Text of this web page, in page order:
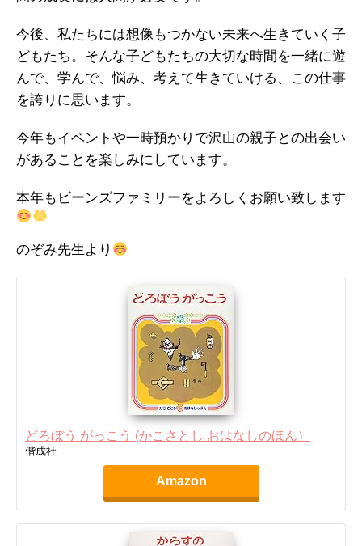
今後、私たちには想像もつかない未来へ生きていく子
どもたち。そんな子どもたちの大切な時間を一緒に遊
んで、学んで、悩み、考えて生きていける、この仕事
を誇りに思います。
今年もイベントや一時預かりで沢山の親子との出会い
があることを楽しみにしています。
本年もビーンズファミリーをよろしくお願い致します
のぞみ先生より
どろぼう がっこう (かこさとし おはなしのほん）
偕成社
Amazon